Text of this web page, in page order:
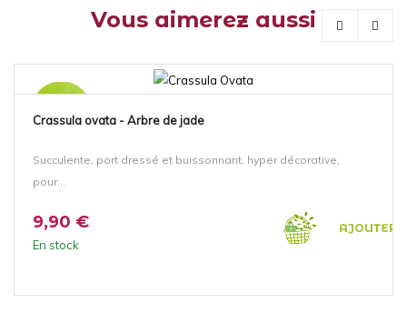
Vous aimerez aussi
NOUVEAU!
Crassula ovata - Arbre de jade
Succulente, port dressé et buissonnant, hyper décorative,
pour...
9,90 € AJOUTER
En stock